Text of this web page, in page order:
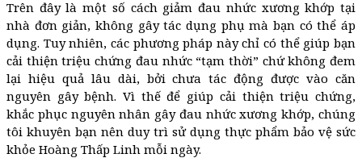
Trên đây là một số cách giảm đau nhức xương khớp tại
nhà đơn giản, không gây tác dụng phụ mà bạn có thể áp
dụng. Tuy nhiên, các phương pháp này chỉ có thể giúp bạn
cải thiện triệu chứng đau nhức “tạm thời” chứ không đem
lại hiệu quả lâu dài, bởi chưa tác động được vào căn
nguyên gây bệnh. Vì thế để giúp cải thiện triệu chứng,
khắc phục nguyên nhân gây đau nhức xương khớp, chúng
tôi khuyên bạn nên duy trì sử dụng thực phẩm bảo vệ sức
khỏe Hoàng Thấp Linh mỗi ngày.